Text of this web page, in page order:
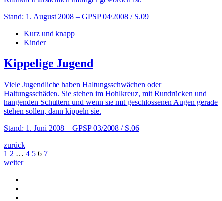
Stand: 1. August 2008 – GPSP 04/2008 / S.09
Kurz und knapp
Kinder
Kippelige Jugend
Viele Jugendliche haben Haltungsschwächen oder
Haltungsschäden. Sie stehen im Hohlkreuz, mit Rundrücken und
hängenden Schultern und wenn sie mit geschlossenen Augen gerade
stehen sollen, dann kippeln sie.
Stand: 1. Juni 2008 – GPSP 03/2008 / S.06
zurück
1 2 … 4 5 6 7
weiter